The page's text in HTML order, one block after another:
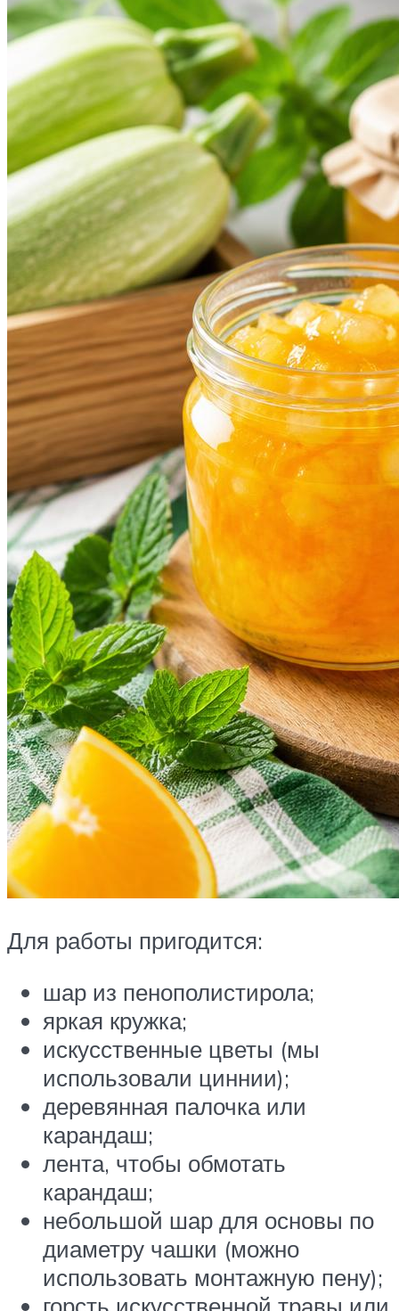
Для работы пригодится:
шар из пенополистирола;
яркая кружка;
искусственные цветы (мы
использовали циннии);
деревянная палочка или
карандаш;
лента, чтобы обмотать
карандаш;
небольшой шар для основы по
диаметру чашки (можно
использовать монтажную пену);